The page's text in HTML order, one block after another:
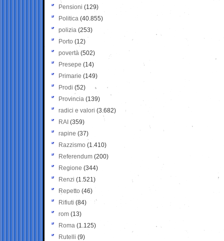
Pensioni (129)
Politica (40.855)
polizia (253)
Porto (12)
povertà (502)
Presepe (14)
Primarie (149)
Prodi (52)
Provincia (139)
radici e valori (3.682)
RAI (359)
rapine (37)
Razzismo (1.410)
Referendum (200)
Regione (344)
Renzi (1.521)
Repetto (46)
Rifiuti (84)
rom (13)
Roma (1.125)
Rutelli (9)